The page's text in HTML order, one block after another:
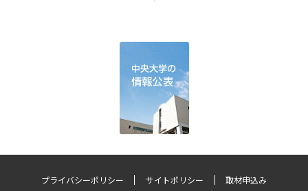
プライバシーポリシー サイトポリシー 取材申込み